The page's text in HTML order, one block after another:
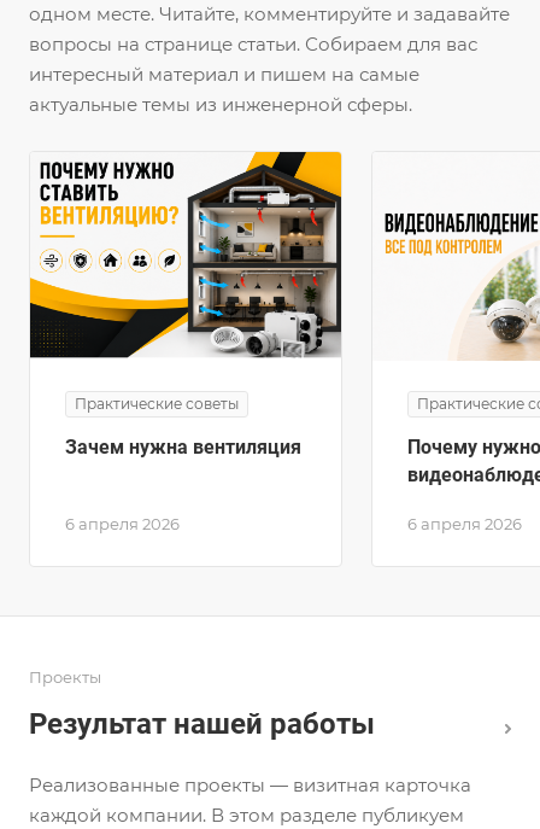
одном месте. Читайте, комментируйте и задавайте
вопросы на странице статьи. Собираем для вас
интересный материал и пишем на самые
актуальные темы из инженерной сферы.
Практические советы
6 апреля 2026
Зачем нужна вентиляция
Практические
6 апреля 2026
Почему
Проекты
Результат нашей работы
Реализованные проекты — визитная карточка
каждой компании. В этом разделе публикуем